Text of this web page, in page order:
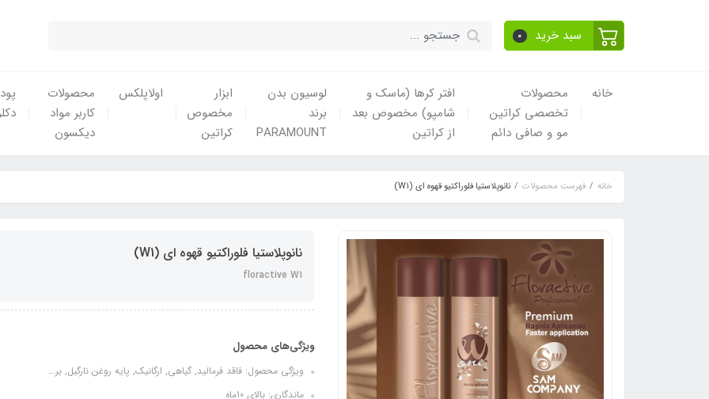
سبد خرید 0
خانه
محصولات
تخصصی کراتین
مو و صافی دائم
افتر کرها (ماسک و
شامپو) مخصوص بعد
از کراتین
لوسیون بدن
برند
PARAMOUNT
ابزار
مخصوص
کراتین
اولاپلکس
محصولات
کاربر مواد
دیکسون
خانه فهرست محصولات نانوپلاستیا فلوراکتیو قهوه ای (W1)
نانوپلاستیا فلوراکتیو قهوه ای (W1)
floractive W1
ویژگی‌های محصول
ویژگی محصول: فاقد فرمالید, گیاهی, ارگانیک, پایه روغن نارگیل, بر...
ماندگاری: بالای 10ماه